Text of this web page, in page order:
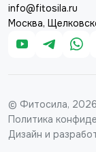
info@fitosila.ru
Москва,
© Фитосила,
Политика
Дизайн и